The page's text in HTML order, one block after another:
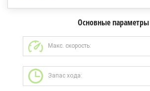
Основные параметры
Макс. скорость:
Запас хода: